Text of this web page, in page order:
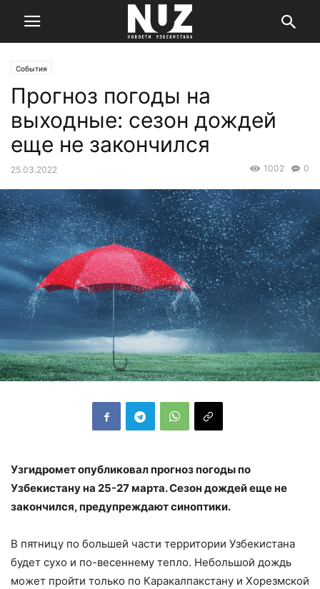
События
Прогноз погоды на
выходные: сезон дождей
еще не закончился
25.03.2022 0
1002
Узгидромет опубликовал прогноз погоды по
Узбекистану на 25-27 марта. Сезон дождей еще не
закончился, предупреждают синоптики.
В пятницу по большей части территории Узбекистана
будет сухо и по-весеннему тепло. Небольшой дождь
может пройти только по Каракалпакстану и Хорезмской